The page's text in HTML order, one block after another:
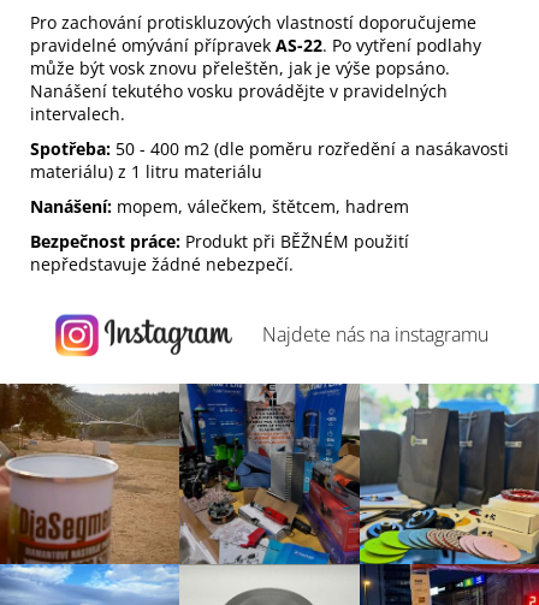
Pro zachování protiskluzových vlastností doporučujeme
pravidelné omývání přípravek AS-22. Po vytření podlahy
může být vosk znovu přeleštěn, jak je výše popsáno.
Nanášení tekutého vosku provádějte v pravidelných
intervalech.
Spotřeba: 50 - 400 m2 (dle poměru rozředění a nasákavosti
materiálu) z 1 litru materiálu
Nanášení: mopem, válečkem, štětcem, hadrem
Bezpečnost práce: Produkt při BĚŽNÉM použití
nepředstavuje žádné nebezpečí.
Najdete nás na instagramu